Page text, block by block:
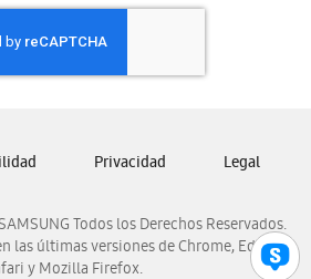
Honduras
Nicaragua
Panamá
Venezuela
Todos los Derechos Reservados.
las últimas versiones de Chrome, Edge,
y Mozilla Firefox.
Privacidad Legal